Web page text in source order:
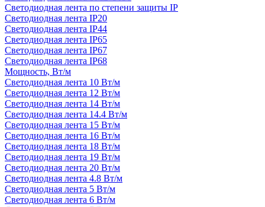
Светодиодная лента по степени защиты IP
Светодиодная лента IP20
Светодиодная лента IP44
Светодиодная лента IP65
Светодиодная лента IP67
Светодиодная лента IP68
Мощность, Вт/м
Светодиодная лента 10 Вт/м
Светодиодная лента 12 Вт/м
Светодиодная лента 14 Вт/м
Светодиодная лента 14.4 Вт/м
Светодиодная лента 15 Вт/м
Светодиодная лента 16 Вт/м
Светодиодная лента 18 Вт/м
Светодиодная лента 19 Вт/м
Светодиодная лента 20 Вт/м
Светодиодная лента 4.8 Вт/м
Светодиодная лента 5 Вт/м
Светодиодная лента 6 Вт/м